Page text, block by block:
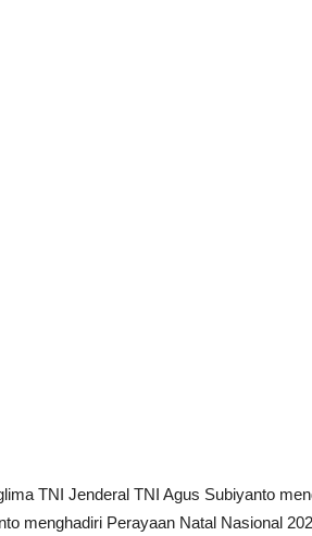
TNI Jenderal TNI Agus Subiyanto
menghadiri Perayaan Natal Nasional